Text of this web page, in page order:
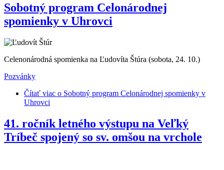
Sobotný program Celonárodnej
spomienky v Uhrovci
Celenonárodná spomienka na Ľudovíta Štúra (sobota, 24. 10.)
Pozvánky
Čítať viac o Sobotný program Celonárodnej spomienky v
Uhrovci
41. ročník letného výstupu na Veľký
Tríbeč spojený so sv. omšou na vrchole